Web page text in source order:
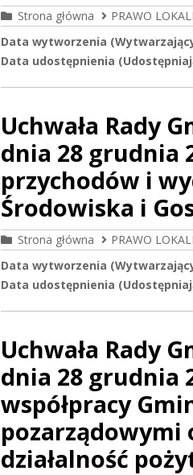
Strona główna PRAWO
Data wytworzenia
Data udostępnienia
Uchwała Rady
dnia 28 grudnia
przychodów i
Środowiska i
Strona główna PRAWO
Data wytworzenia
Data udostępnienia
Uchwała Rady
dnia 28 grudnia
współpracy
działalność